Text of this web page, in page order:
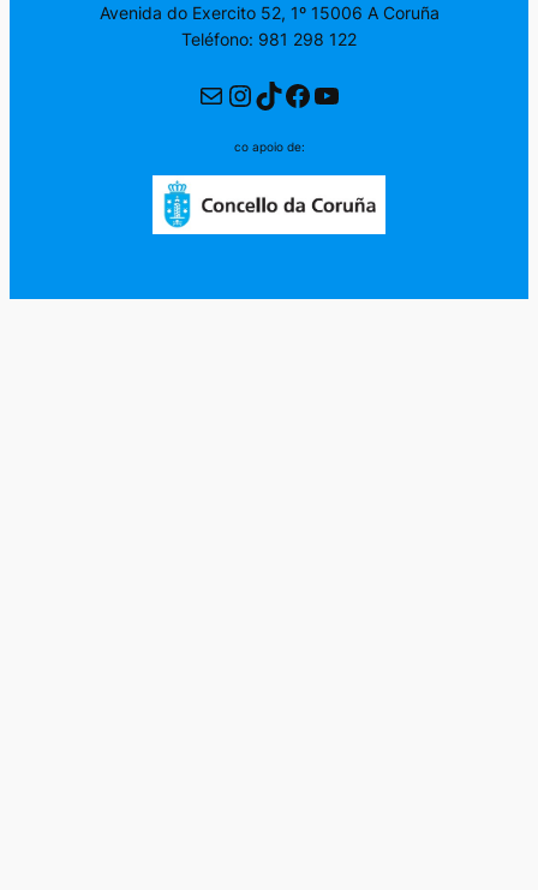
Avenida do Exercito 52, 1º 15006 A Coruña
Teléfono: 981 298 122
Correo electrónico
Instagram
TikTok
Facebook
YouTube
co apoio de: